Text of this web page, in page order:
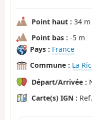
Point haut : 34 m
Point bas : -5 m
Pays : France
Commune : La
Départ/Arrivée :
Carte(s) IGN :